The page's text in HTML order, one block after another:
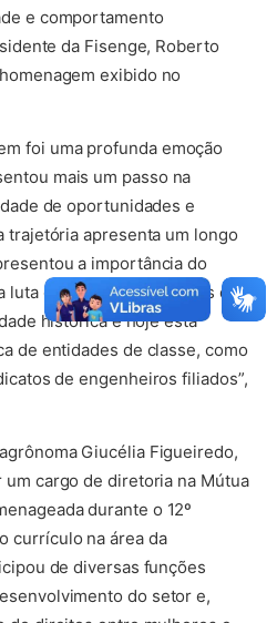
e comportamento
da Fisenge, Roberto
exibido no
foi uma profunda emoção
mais um passo na
de oportunidades e
trajetória apresenta um longo
a importância do
luta dos Direitos Humanos das
histórica e hoje está
de entidades de classe, como
de engenheiros filiados”,
Giucélia Figueiredo,
cargo de diretoria na Mútua
durante o 12º
currículo na área da
de diversas funções
do setor e,